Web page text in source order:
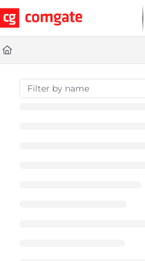
Documentation
Fetch the complete
Use this file to discover all